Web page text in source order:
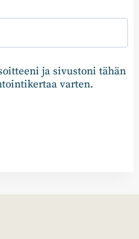
ja sivustoni tähän
varten.